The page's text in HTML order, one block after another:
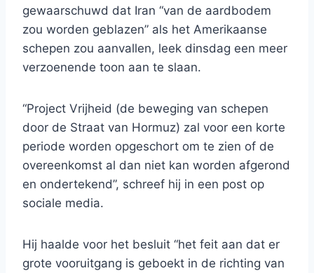
gewaarschuwd dat Iran “van de aardbodem
zou worden geblazen” als het Amerikaanse
schepen zou aanvallen, leek dinsdag een meer
verzoenende toon aan te slaan.
“Project Vrijheid (de beweging van schepen
door de Straat van Hormuz) zal voor een korte
periode worden opgeschort om te zien of de
overeenkomst al dan niet kan worden afgerond
en ondertekend”, schreef hij in een post op
sociale media.
Hij haalde voor het besluit “het feit aan dat er
grote vooruitgang is geboekt in de richting van